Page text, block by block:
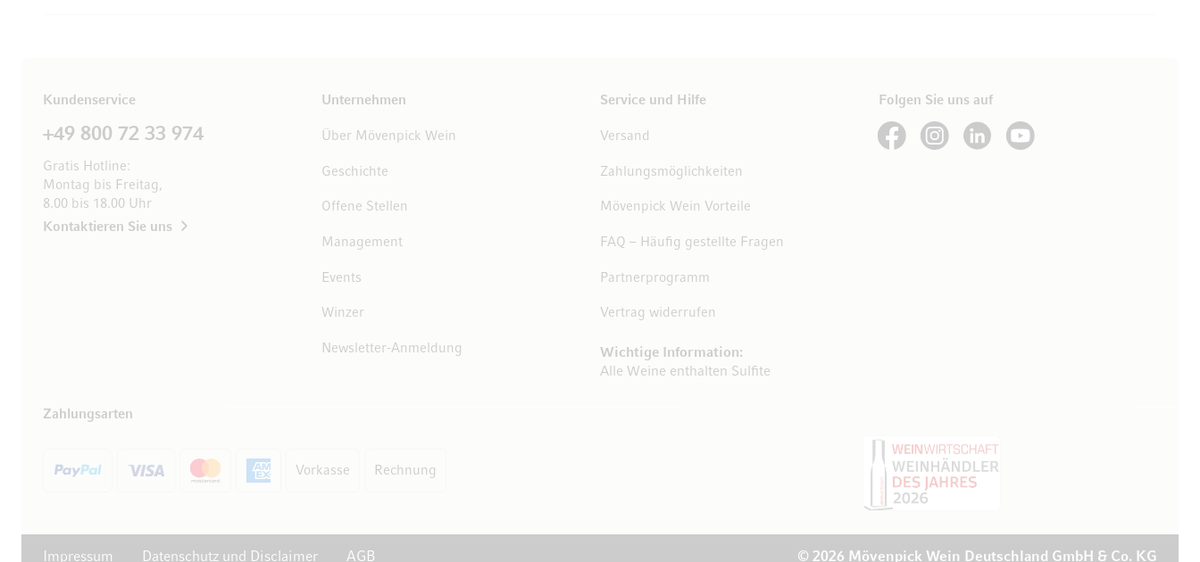
Kundenservice
+49 800 72 33 974
Gratis Hotline:
Montag bis Freitag,
8.00 bis 18.00 Uhr
Kontaktieren Sie uns
Unternehmen
Über Mövenpick Wein
Geschichte
Offene Stellen
Management
Events
Winzer
Newsletter-Anmeldung
Service und Hilfe
Versand
Zahlungsmöglichkeiten
Mövenpick Wein Vorteile
FAQ – Häufig gestellte Fragen
Partnerprogramm
Vertrag widerrufen
Wichtige Information:
Alle Weine enthalten Sulfite
Folgen Sie uns auf
See our FacebookSee our Instagram account
See our LinkedInSee our YouTube channel
Zahlungsarten
Vorkasse Rechnung
© 2026 Mövenpick Wein Deutschland GmbH & Co. KG
Impressum Datenschutz und Disclaimer AGB